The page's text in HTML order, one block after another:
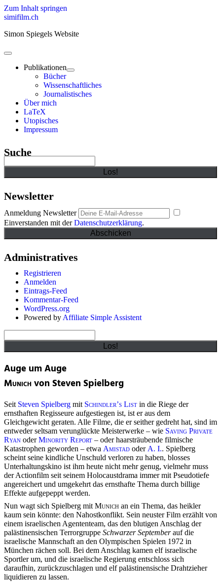
Zum Inhalt springen
simifilm.ch
Simon Spiegels Website
open
primary
menu Publikationen
open
child
menu
Bücher
Wissenschaftliches
Journalistisches
Über mich
LaTeX
Utopisches
Impressum
Sidebar
Suche
Newsletter
Anmeldung Newsletter
Einverstanden mit derDatenschutzerklärung.
Administratives
Registrieren
Anmelden
Eintrags-Feed
Kommentar-Feed
WordPress.org
Powered by Affiliate Simple Assistent
Auge um Auge
Munich von Steven Spielberg
Seit Steven Spielberg mit Schindler’s List in die Riege der
ernsthaften Regisseure aufgestiegen ist, ist er aus dem
Gleichgewicht geraten. Alle Filme, die er seither gedreht hat, sind im
entweder seltsam verunglückte Meisterwerke – wie Saving Private
Ryan oderMinority Report – oder haarsträubende filmische
Katastrophen geworden – etwa Amistad oderA. I.. Spielberg
scheint seine kindliche Unschuld verloren zu haben, blosses
Unterhaltungskino ist ihm heute nicht mehr genug, vielmehr muss
der Actionfilm seit seinem Holocaustdrama immer mit Pseudotiefe
angereichert und umgekehrt das ernsthafte Thema durch billige
Effekte aufgepeppt werden.
Nun wagt sich Spielberg mitMunich an ein Thema, das heikler
kaum sein könnte: den Nahostkonflikt. Sein neuster Film erzählt von
einem israelischen Agententeam, das den blutigen Anschlag der
palästinensischen Terrorgruppe Schwarzer Septemberauf die
israelische Mannschaft an den Olympischen Spielen 1972 in
München rächen soll. Bei dem Anschlag kamen elf israelische
Sportler um, und die israelische Regierung entschloss sich
daraufhin, zurückzuschlagen und elf palästinensische Drahtzieher
liquidieren zu lassen.